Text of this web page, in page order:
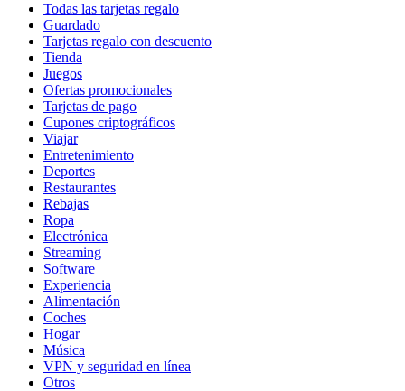
Todas las tarjetas regalo
Guardado
Tarjetas regalo con descuento
Tienda
Juegos
Ofertas promocionales
Tarjetas de pago
Cupones criptográficos
Viajar
Entretenimiento
Deportes
Restaurantes
Rebajas
Ropa
Electrónica
Streaming
Software
Experiencia
Alimentación
Coches
Hogar
Música
VPN y seguridad en línea
Otros